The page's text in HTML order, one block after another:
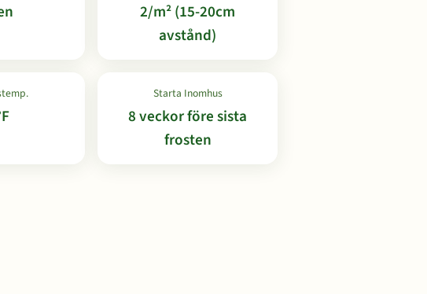
2/m² (15-20cm
avstånd)
Starta Inomhus
8 veckor före sista
frosten